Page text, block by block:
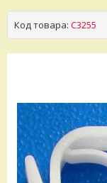
Код товара: C3255